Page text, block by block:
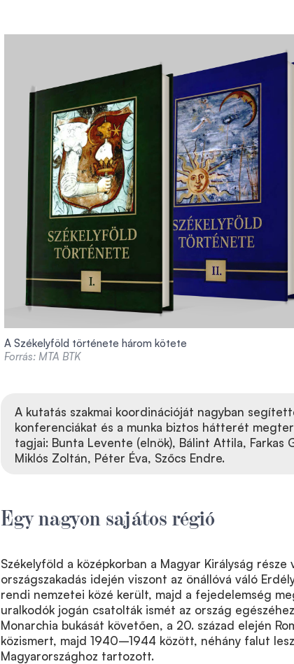
A Székelyföld története három kötete
Forrás: MTA BTK
A kutatás szakmai koordinációját nagyban
konferenciákat és a munka biztos hátterét
tagjai: Bunta Levente (elnök), Bálint Attila, Farkas
Miklós Zoltán, Péter Éva, Szőcs Endre.
Egy nagyon sajátos régió
Székelyföld a középkorban a Magyar Királyság része
országszakadás idején viszont az önállóvá váló
rendi nemzetei közé került, majd a fejedelemség
uralkodók jogán csatolták ismét az ország
Monarchia bukását követően, a 20. század elején
közismert, majd 1940–1944 között, néhány falut
Magyarországhoz tartozott.